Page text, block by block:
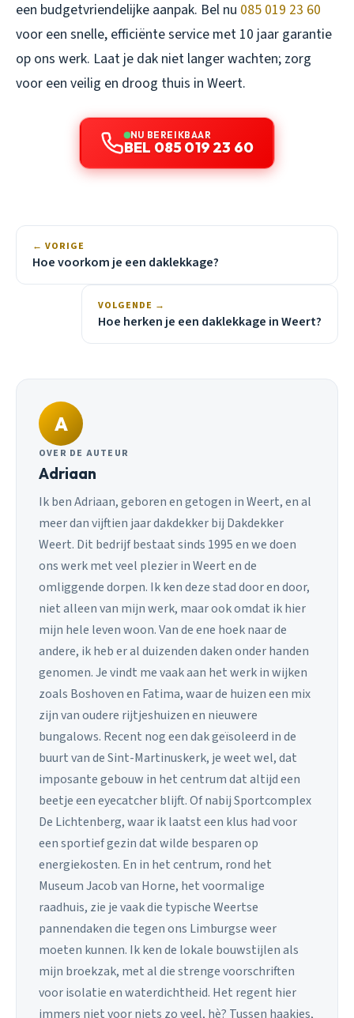
een budgetvriendelijke aanpak. Bel nu 085 019 23 60
voor een snelle, efficiënte service met 10 jaar garantie
op ons werk. Laat je dak niet langer wachten; zorg
voor een veilig en droog thuis in Weert.
NU BEREIKBAAR
BEL 085 019 23 60
← VORIGE
Hoe voorkom je een daklekkage?
VOLGENDE →
Hoe herken je een daklekkage in Weert?
A
OVER DE AUTEUR
Adriaan
Ik ben Adriaan, geboren en getogen in Weert, en al
meer dan vijftien jaar dakdekker bij Dakdekker
Weert. Dit bedrijf bestaat sinds 1995 en we doen
ons werk met veel plezier in Weert en de
omliggende dorpen. Ik ken deze stad door en door,
niet alleen van mijn werk, maar ook omdat ik hier
mijn hele leven woon. Van de ene hoek naar de
andere, ik heb er al duizenden daken onder handen
genomen. Je vindt me vaak aan het werk in wijken
zoals Boshoven en Fatima, waar de huizen een mix
zijn van oudere rijtjeshuizen en nieuwere
bungalows. Recent nog een dak geïsoleerd in de
buurt van de Sint-Martinuskerk, je weet wel, dat
imposante gebouw in het centrum dat altijd een
beetje een eyecatcher blijft. Of nabij Sportcomplex
De Lichtenberg, waar ik laatst een klus had voor
een sportief gezin dat wilde besparen op
energiekosten. En in het centrum, rond het
Museum Jacob van Horne, het voormalige
raadhuis, zie je vaak die typische Weertse
pannendaken die tegen ons Limburgse weer
moeten kunnen. Ik ken de lokale bouwstijlen als
mijn broekzak, met al die strenge voorschriften
voor isolatie en waterdichtheid. Het regent hier
immers niet voor niets zo veel, hè? Tussen haakjes,